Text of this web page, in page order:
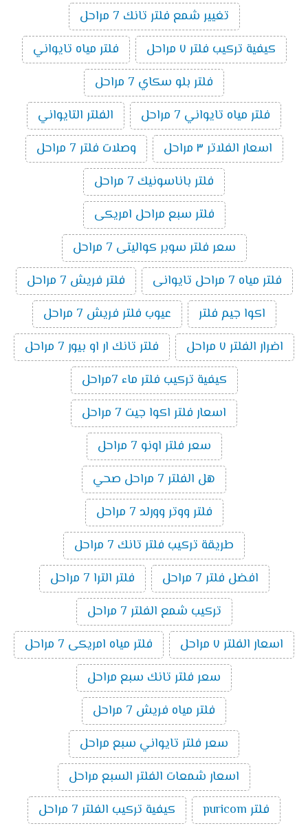
تغيير شمع فلتر تانك 7 مراحل
كيفية تركيب فلتر ٧ مراحل
فلتر مياه تايواني
فلتر بلو سكاي 7 مراحل
فلتر مياه تايواني 7 مراحل
الفلتر التايواني
اسعار الفلاتر ٣ مراحل
وصلات فلتر 7 مراحل
فلتر باناسونيك 7 مراحل
فلتر سبع مراحل امريكى
سعر فلتر سوبر كواليتى 7 مراحل
فلتر مياه 7 مراحل تايوانى
فلتر فريش 7 مراحل
اكوا جيم فلتر
عيوب فلتر فريش 7 مراحل
اضرار الفلتر ٧ مراحل
فلتر تانك ار او بيور 7 مراحل
كيفية تركيب فلتر ماء 7مراحل
اسعار فلتر اكوا جيت 7 مراحل
سعر فلتر اونو 7 مراحل
هل الفلتر 7 مراحل صحي
فلتر ووتر وورلد 7 مراحل
طريقة تركيب فلتر تانك 7 مراحل
افضل فلتر 7 مراحل
فلتر الترا 7 مراحل
تركيب شمع الفلتر 7 مراحل
اسعار الفلتر ٧ مراحل
فلتر مياه امريكى 7 مراحل
سعر فلتر تانك سبع مراحل
فلتر مياه فريش 7 مراحل
سعر فلتر تايواني سبع مراحل
اسعار شمعات الفلتر السبع مراحل
فلتر puricom
كيفية تركيب الفلتر 7 مراحل